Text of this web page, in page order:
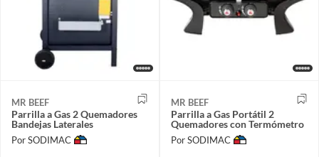
MR BEEF
Parrilla a Gas 2 Quemadores
Bandejas Laterales
Por SODIMAC
MR BEEF
Parrilla a Gas Portátil 2
Quemadores con Termómetro
Por SODIMAC